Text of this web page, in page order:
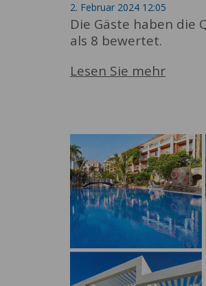
2. Februar 2024 12:05
Die Gäste haben
als 8 bewertet.
Lesen Sie mehr